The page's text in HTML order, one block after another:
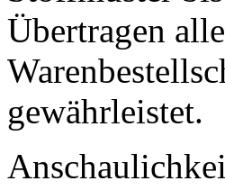
Übertragen
gewährleistet.